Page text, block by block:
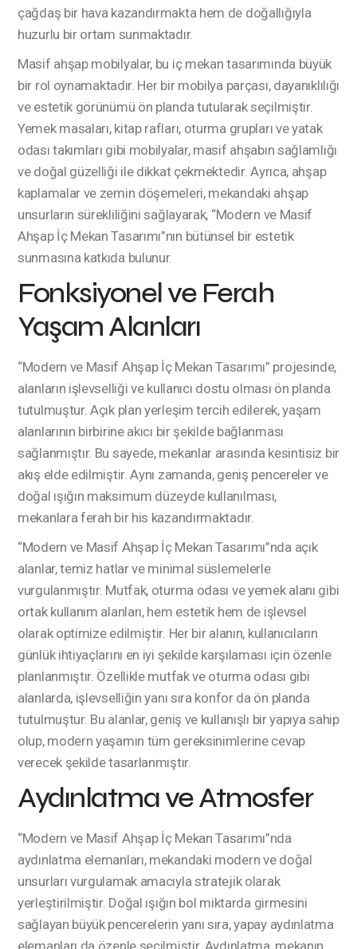
çağdaş bir hava kazandırmakta hem de doğallığıyla
huzurlu bir ortam sunmaktadır.
Masif ahşap mobilyalar, bu iç mekan tasarımında büyük
bir rol oynamaktadır. Her bir mobilya parçası, dayanıklılığı
ve estetik görünümü ön planda tutularak seçilmiştir.
Yemek masaları, kitap rafları, oturma grupları ve yatak
odası takımları gibi mobilyalar, masif ahşabın sağlamlığı
ve doğal güzelliği ile dikkat çekmektedir. Ayrıca, ahşap
kaplamalar ve zemin döşemeleri, mekandaki ahşap
unsurların sürekliliğini sağlayarak, “Modern ve Masif
Ahşap İç Mekan Tasarımı”nın bütünsel bir estetik
sunmasına katkıda bulunur.
Fonksiyonel ve Ferah
Yaşam Alanları
“Modern ve Masif Ahşap İç Mekan Tasarımı” projesinde,
alanların işlevselliği ve kullanıcı dostu olması ön planda
tutulmuştur. Açık plan yerleşim tercih edilerek, yaşam
alanlarının birbirine akıcı bir şekilde bağlanması
sağlanmıştır. Bu sayede, mekanlar arasında kesintisiz bir
akış elde edilmiştir. Aynı zamanda, geniş pencereler ve
doğal ışığın maksimum düzeyde kullanılması,
mekanlara ferah bir his kazandırmaktadır.
“Modern ve Masif Ahşap İç Mekan Tasarımı”nda açık
alanlar, temiz hatlar ve minimal süslemelerle
vurgulanmıştır. Mutfak, oturma odası ve yemek alanı gibi
ortak kullanım alanları, hem estetik hem de işlevsel
olarak optimize edilmiştir. Her bir alanın, kullanıcıların
günlük ihtiyaçlarını en iyi şekilde karşılaması için özenle
planlanmıştır. Özellikle mutfak ve oturma odası gibi
alanlarda, işlevselliğin yanı sıra konfor da ön planda
tutulmuştur. Bu alanlar, geniş ve kullanışlı bir yapıya sahip
olup, modern yaşamın tüm gereksinimlerine cevap
verecek şekilde tasarlanmıştır.
Aydınlatma ve Atmosfer
“Modern ve Masif Ahşap İç Mekan Tasarımı”nda
aydınlatma elemanları, mekandaki modern ve doğal
unsurları vurgulamak amacıyla stratejik olarak
yerleştirilmiştir. Doğal ışığın bol miktarda girmesini
sağlayan büyük pencerelerin yanı sıra, yapay aydınlatma
elemanları da özenle seçilmiştir. Aydınlatma, mekanın